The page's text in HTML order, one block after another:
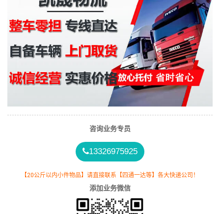
咨询业务专员
13326975925
【20公斤以内小件物品】请直接联系【四通一达等】各大快递公司！
添加业务微信